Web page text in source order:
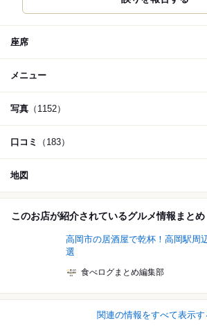
座席
メニュー
写真 （1152）
口コミ （183）
地図
このお店が紹介されているグルメ情報まとめ
高岡市の居酒屋で乾杯！高岡駅周
選
食べログまとめ編集部
関連の情報をすべて表示す